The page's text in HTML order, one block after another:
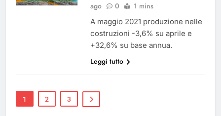
ago
0 1 mins
A maggio 2021 produzione nelle
costruzioni -3,6% su aprile e
+32,6% su base annua.
Leggi tutto
1 2 3